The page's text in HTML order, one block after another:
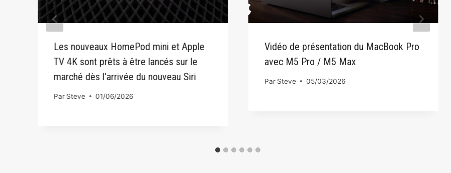
Les nouveaux HomePod mini et Apple
TV 4K sont prêts à être lancés sur le
marché dès l'arrivée du nouveau Siri
ParSteve 01/06/2026
Vidéo de présentation du MacBook Pro
avec M5 Pro / M5 Max
Par Steve 05/03/2026